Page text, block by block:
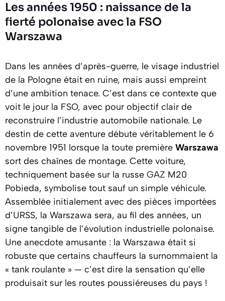
Les années 1950 : naissance de la
fierté polonaise avec la FSO
Warszawa
Dans les années d’après-guerre, le visage industriel
de la Pologne était en ruine, mais aussi empreint
d’une ambition tenace. C’est dans ce contexte que
voit le jour la FSO, avec pour objectif clair de
reconstruire l’industrie automobile nationale. Le
destin de cette aventure débute véritablement le 6
novembre 1951 lorsque la toute première Warszawa
sort des chaînes de montage. Cette voiture,
techniquement basée sur la russe GAZ M20
Pobieda, symbolise tout sauf un simple véhicule.
Assemblée initialement avec des pièces importées
d’URSS, la Warszawa sera, au fil des années, un
signe tangible de l’évolution industrielle polonaise.
Une anecdote amusante : la Warszawa était si
robuste que certains chauffeurs la surnommaient la
« tank roulante » — c’est dire la sensation qu’elle
produisait sur les routes poussiéreuses du pays !